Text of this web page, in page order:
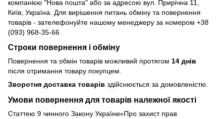
компанією "Нова пошта" або за адресою вул. Прирічна 11,
Київ, Україна. Для вирішення питань обміну та повернення
товарів - зателефонуйте нашому менеджеру за номером +38
(093) 968-35-66
Строки повернення і обміну
Повернення та обмін товарів можливий протягом 14 днів
після отримання товару покупцем.
Зворотня доставка товарів здійснюється за домовленістю.
Умови повернення для товарів належної якості
Статтею 9 чинного Закону України«Про захист прав